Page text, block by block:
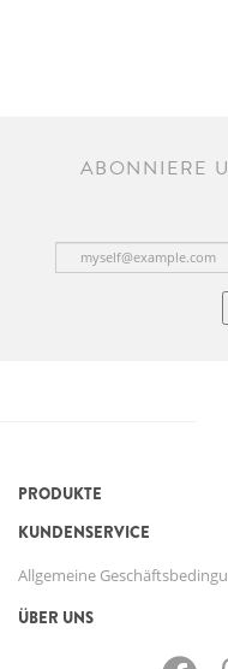
ABONNIERE
PRODUKTE
KUNDENSERVICE
Allgemeine
ÜBER UNS